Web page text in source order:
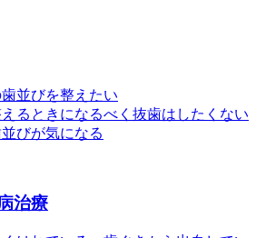
並びを整えたい
るときになるべく抜歯はしたくない
びが気になる
治療